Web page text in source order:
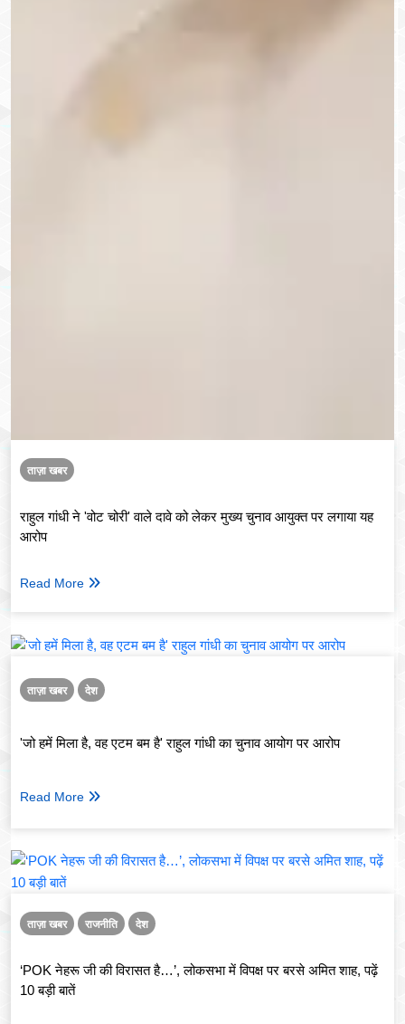
ताज़ा खबर
राहुल गांधी ने 'वोट चोरी' वाले दावे को लेकर मुख्य चुनाव आयुक्त पर लगाया यह
आरोप
Read More
ताज़ा खबर देश
'जो हमें मिला है, वह एटम बम है' राहुल गांधी का चुनाव आयोग पर आरोप
Read More
ताज़ा खबर राजनीति देश
‘POK नेहरू जी की विरासत है…’, लोकसभा में विपक्ष पर बरसे अमित शाह, पढ़ें
10 बड़ी बातें